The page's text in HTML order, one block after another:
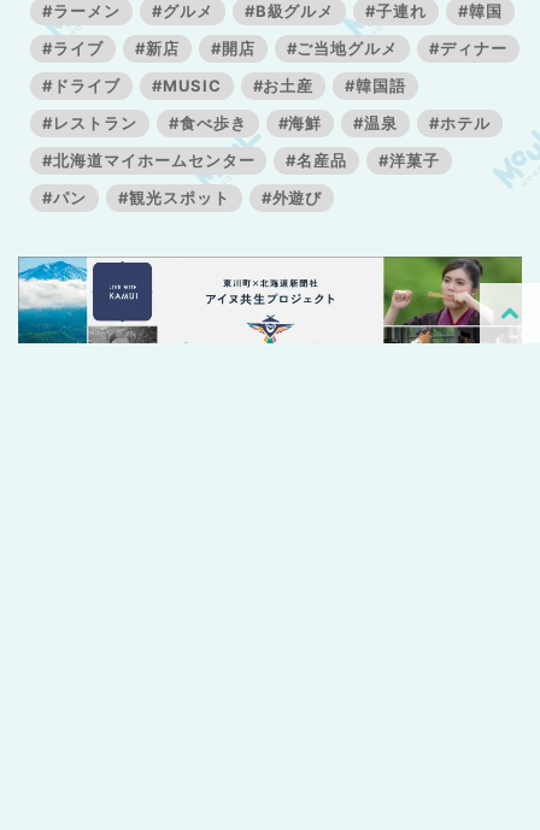
#ラーメン
#グルメ #B級グルメ #子連れ
#韓国
#ライブ
#新店 #開店 #ご当地グルメ
#ディナー
#ドライブ
#MUSIC #お土産
#韓国語
#レストラン
#食べ歩き #海鮮 #温泉
#ホテル
#北海道マイホームセンター
#名産品
#洋菓子
#パン
#観光スポット #外遊び